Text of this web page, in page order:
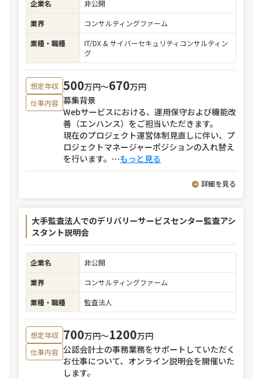
企業名
非公開
業界
コンサルティングファーム
業種・職種
IT/DX & サイバーセキュリティコンサルティン
グ
想定年収 500万円〜670万円
仕事内容 募集背景
Webサービスにおける、運用保守および機能改
善（エンハンス）をご担当いただきます。
現在のプロジェクト運営体制見直しに伴い、プ
ロジェクトマネージャーポジションの入れ替え
を行います。 ⋯もっと見る
詳細を見る
大手監査法人でのデリバリーサービスセンター監査アシ
スタント説明会
企業名
非公開
業界
コンサルティングファーム
業種・職種
監査法人
想定年収 700万円〜1200万円
仕事内容 公認会計士の事務業務をサポートしていただく
お仕事について、オンライン説明会を開催いた
します。